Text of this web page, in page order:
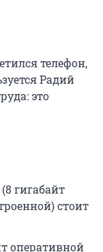
телефон,
Радий
это
гигабайт
стоит
оперативной